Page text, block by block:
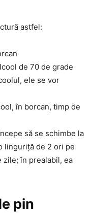
astfel:
de 70 de grade
ele se vor
în borcan, timp de
să se schimbe la
linguriță de 2 ori pe
zile; în prealabil, ea
pin